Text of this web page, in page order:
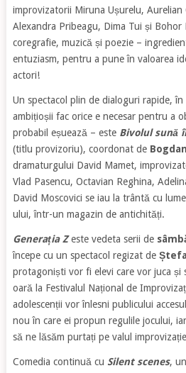
improvizatorii Miruna Ușurelu, Aurelian
Alexandra Pribeagu, Dima Tui și Bohor
coregrafie, muzică și poezie –
entuziasm, pentru a pune în valoarea
actori!
Un spectacol plin de dialoguri rapide, în
ambițioșii fac orice e necesar pentru a
probabil eșuează – este Bivolul sună
(titlu provizoriu), coordonat de
dramaturgului David Mamet,
Vlad Pasencu, Octavian Reghina,
David Moscovici se iau la trântă cu
ului, într-un magazin de antichități.
Generația Zeste vedeta serii de
începe cu un spectacol regizat de
protagoniști vor fi elevi care vor juca și
oară la Festivalul Național de
adolescenții vor înlesni publicului
nou în care ei propun regulile jocului,
să ne lăsăm purtați pe valul
Comedia continuă cu Silent scenes,